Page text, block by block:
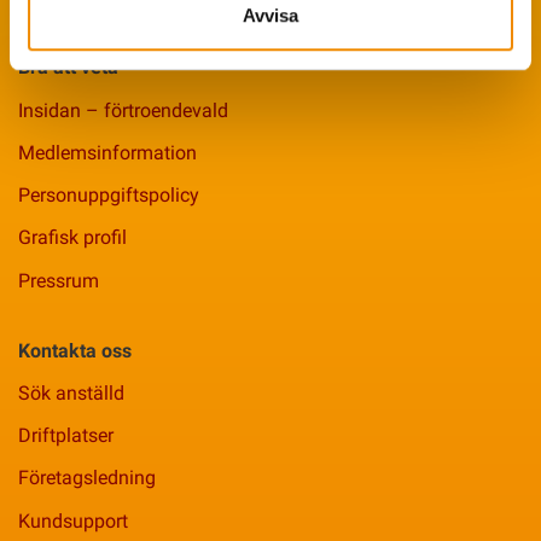
Avvisa
Bra att veta
Insidan – förtroendevald
Medlemsinformation
Personuppgiftspolicy
Grafisk profil
Pressrum
Kontakta oss
Sök anställd
Driftplatser
Företagsledning
Kundsupport